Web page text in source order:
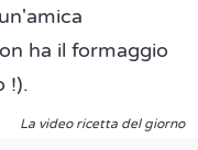
ha il formaggio
!).
La video ricetta del giorno